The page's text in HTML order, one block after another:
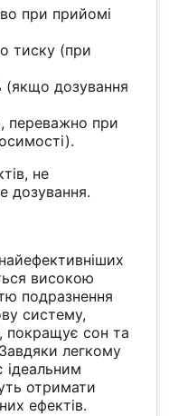
при прийомі
тиску (при
(якщо дозування
переважно при
не
дозування.
високою
подразнення
систему,
покращує сон та
легкому
ідеальним
отримати
ефектів.